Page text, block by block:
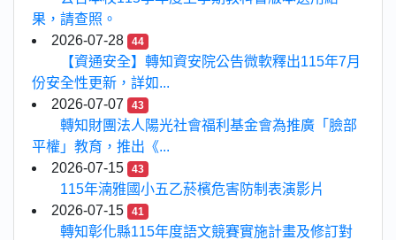
果，請查照。
2026-07-28
44
【資通安全】轉知資安院公告微軟釋出115年7月
份安全性更新，詳如...
2026-07-07
43
轉知財團法人陽光社會福利基金會為推廣「臉部
平權」教育，推出《...
2026-07-15
43
115年湳雅國小五乙菸檳危害防制表演影片
2026-07-15
41
轉知彰化縣115年度語文競賽實施計畫及修訂對